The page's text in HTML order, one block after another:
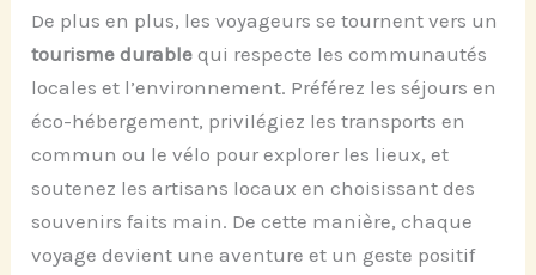
De plus en plus, les voyageurs se tournent vers un
tourisme durable qui respecte les communautés
locales et l’environnement. Préférez les séjours en
éco-hébergement, privilégiez les transports en
commun ou le vélo pour explorer les lieux, et
soutenez les artisans locaux en choisissant des
souvenirs faits main. De cette manière, chaque
voyage devient une aventure et un geste positif